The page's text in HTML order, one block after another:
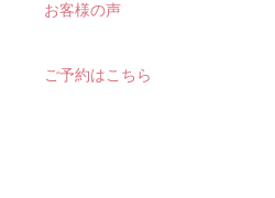
お客様の声
ご予約はこちら